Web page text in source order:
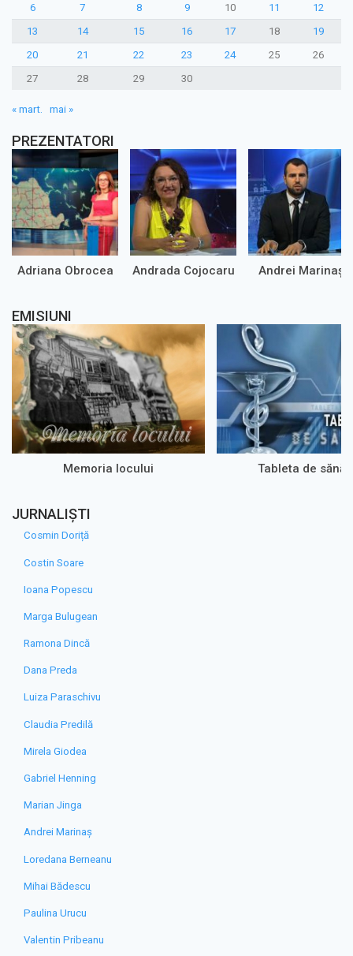
6
7 8 9 10 11
12
13
14 15 16 17 18
19
20
21 22 23 24 25
26
27
28 29 30
« mart. mai »
PREZENTATORI
Adriana Obrocea Andrada Cojocaru Andrei Marinaș
EMISIUNI
Memoria locului Tableta de
JURNALIȘTI
Cosmin Doriță
Costin Soare
Ioana Popescu
Marga Bulugean
Ramona Dincă
Dana Preda
Luiza Paraschivu
Claudia Predilă
Mirela Giodea
Gabriel Henning
Marian Jinga
Andrei Marinaș
Loredana Berneanu
Mihai Bădescu
Paulina Urucu
Valentin Pribeanu